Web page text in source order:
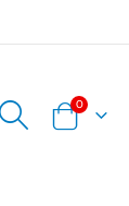
Warenkorb
0Artikel